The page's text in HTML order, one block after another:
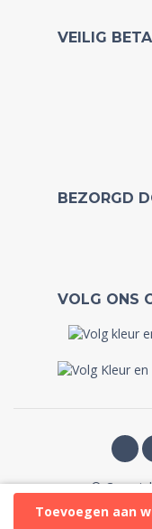
Toevoegen aan
VEILIG
BEZORGD
VOLG ONS
©